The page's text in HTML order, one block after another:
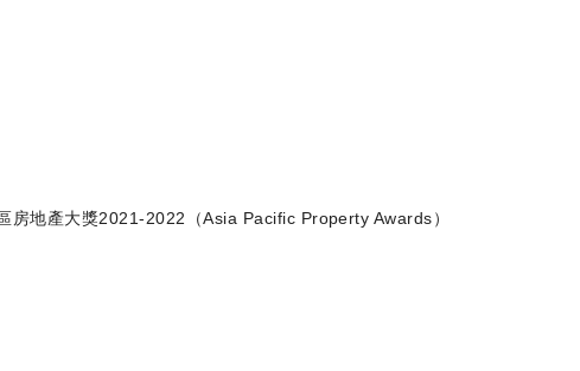
地產大獎2021-2022（Asia Pacific Property Awards）